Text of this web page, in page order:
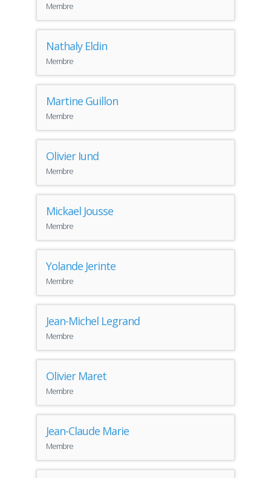
Membre
Nathaly Eldin
Membre
Martine Guillon
Membre
Olivier Iund
Membre
Mickael Jousse
Membre
Yolande Jerinte
Membre
Jean-Michel Legrand
Membre
Olivier Maret
Membre
Jean-Claude Marie
Membre